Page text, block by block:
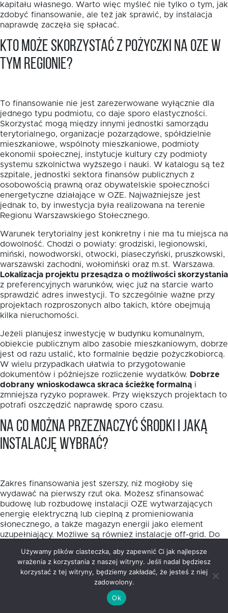
kapitału własnego. Warto więc myśleć nie tylko o tym, jak
zdobyć finansowanie, ale też jak sprawić, by instalacja
naprawdę zaczęła się spłacać.
Kto może skorzystać z pożyczki na OZE w
tym regionie?
To finansowanie nie jest zarezerwowane wyłącznie dla
jednego typu podmiotu, co daje sporo elastyczności.
Skorzystać mogą między innymi jednostki samorządu
terytorialnego, organizacje pozarządowe, spółdzielnie
mieszkaniowe, wspólnoty mieszkaniowe, podmioty
ekonomii społecznej, instytucje kultury czy podmioty
systemu szkolnictwa wyższego i nauki. W katalogu są też
szpitale, jednostki sektora finansów publicznych z
osobowością prawną oraz obywatelskie społeczności
energetyczne działające w OZE. Najważniejsze jest
jednak to, by inwestycja była realizowana na terenie
Regionu Warszawskiego Stołecznego.
Warunek terytorialny jest konkretny i nie ma tu miejsca na
dowolność. Chodzi o powiaty: grodziski, legionowski,
miński, nowodworski, otwocki, piaseczyński, pruszkowski,
warszawski zachodni, wołomiński oraz m.st. Warszawa.
Lokalizacja projektu przesądza o możliwości skorzystania
z preferencyjnych warunków, więc już na starcie warto
sprawdzić adres inwestycji. To szczególnie ważne przy
projektach rozproszonych albo takich, które obejmują
kilka nieruchomości.
Jeżeli planujesz inwestycję w budynku komunalnym,
obiekcie publicznym albo zasobie mieszkaniowym, dobrze
jest od razu ustalić, kto formalnie będzie pożyczkobiorcą.
W wielu przypadkach ułatwia to przygotowanie
dokumentów i późniejsze rozliczenie wydatków. Dobrze
dobrany wnioskodawca skraca ścieżkę formalną i
zmniejsza ryzyko poprawek. Przy większych projektach to
potrafi oszczędzić naprawdę sporo czasu.
Na co można przeznaczyć środki i jaką
instalację wybrać?
Zakres finansowania jest szerszy, niż mogłoby się
wydawać na pierwszy rzut oka. Możesz sfinansować
budowę lub rozbudowę instalacji OZE wytwarzających
energię elektryczną lub cieplną z promieniowania
słonecznego, a także magazyn energii jako element
uzupełniający. Możliwe są również instalacje off-grid. Do
przyłączenie źródeł OZE do sieci energetycznych lub
ciepłowniczych.
Wybór samej technologii warto oprzeć nie na modzie,
lecz na realnym profilu zużycia energii. W projektach
publicznych i mieszkaniowych fotowoltaika często
Używamy plików ciasteczka, aby zapewnić Ci jak najlepsze
wrażenia z korzystania z naszej witryny. Jeśli nadal będziesz
korzystać z tej witryny, będziemy zakładać, że jesteś z niej
zadowolony.
Ok